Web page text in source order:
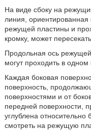
На виде сбоку на
линия,
режущей пластины и
кромку, может
Продольная ось
могут проходить в
Каждая боковая
поверхность,
поверхностями и от
передней поверхности,
углублена
смотреть на режущую